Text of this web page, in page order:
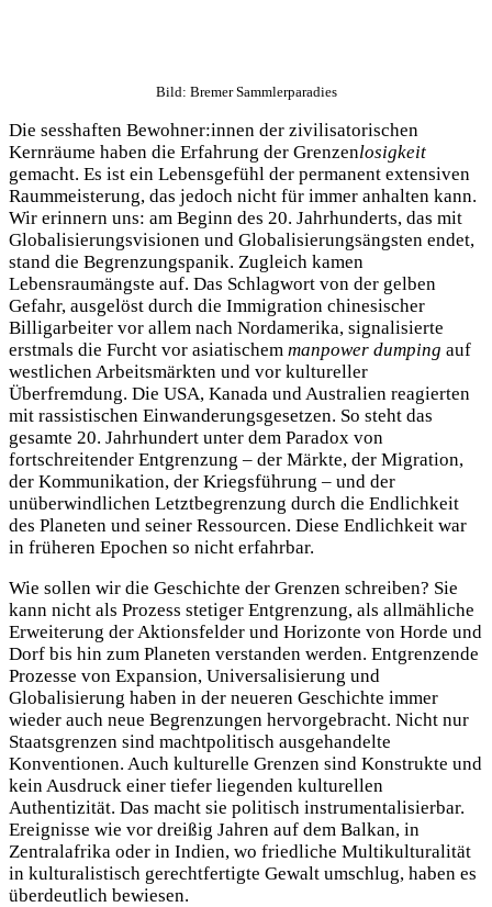
Bild: Bremer Sammlerparadies
Die sesshaften Bewohner:innen der zivilisatorischen
Kernräume haben die Erfahrung der Grenzenlosigkeit
gemacht. Es ist ein Lebensgefühl der permanent extensiven
Raummeisterung, das jedoch nicht für immer anhalten kann.
Wir erinnern uns: am Beginn des 20. Jahrhunderts, das mit
Globalisierungsvisionen und Globalisierungsängsten endet,
stand die Begrenzungspanik. Zugleich kamen
Lebensraumängste auf. Das Schlagwort von der gelben
Gefahr, ausgelöst durch die Immigration chinesischer
Billigarbeiter vor allem nach Nordamerika, signalisierte
erstmals die Furcht vor asiatischem manpower dumping auf
westlichen Arbeitsmärkten und vor kultureller
Überfremdung. Die USA, Kanada und Australien reagierten
mit rassistischen Einwanderungsgesetzen. So steht das
gesamte 20. Jahrhundert unter dem Paradox von
fortschreitender Entgrenzung – der Märkte, der Migration,
der Kommunikation, der Kriegsführung – und der
unüberwindlichen Letztbegrenzung durch die Endlichkeit
des Planeten und seiner Ressourcen. Diese Endlichkeit war
in früheren Epochen so nicht erfahrbar.
Wie sollen wir die Geschichte der Grenzen schreiben? Sie
kann nicht als Prozess stetiger Entgrenzung, als allmähliche
Erweiterung der Aktionsfelder und Horizonte von Horde und
Dorf bis hin zum Planeten verstanden werden. Entgrenzende
Prozesse von Expansion, Universalisierung und
Globalisierung haben in der neueren Geschichte immer
wieder auch neue Begrenzungen hervorgebracht. Nicht nur
Staatsgrenzen sind machtpolitisch ausgehandelte
Konventionen. Auch kulturelle Grenzen sind Konstrukte und
kein Ausdruck einer tiefer liegenden kulturellen
Authentizität. Das macht sie politisch instrumentalisierbar.
Ereignisse wie vor dreißig Jahren auf dem Balkan, in
Zentralafrika oder in Indien, wo friedliche Multikulturalität
in kulturalistisch gerechtfertigte Gewalt umschlug, haben es
überdeutlich bewiesen.